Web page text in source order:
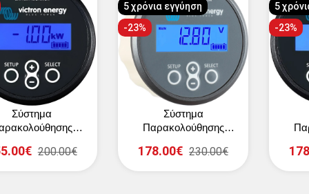
Σύστημα
monitor BMV-
702 (μαύρο)
200.00€
5 χρόνια εγγύηση
-23%
Σύστημα
Παρακολούθησης
battery monitor BMV-
712 Smart (γκρι)
178.00€ 230.00€
5
-23%